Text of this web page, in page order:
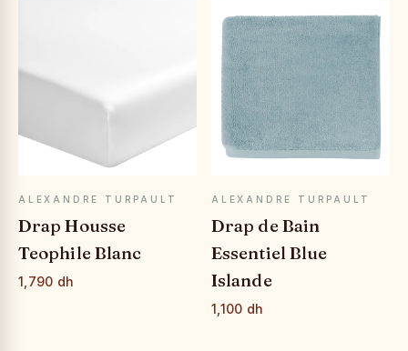
APERÇU RAPIDE
ALEXANDRE TURPAULT
Drap Housse
Teophile Blanc
1,790 dh
APERÇU RAPIDE
ALEXANDRE TURPAULT
Drap de Bain
Essentiel Blue
Islande
1,100 dh